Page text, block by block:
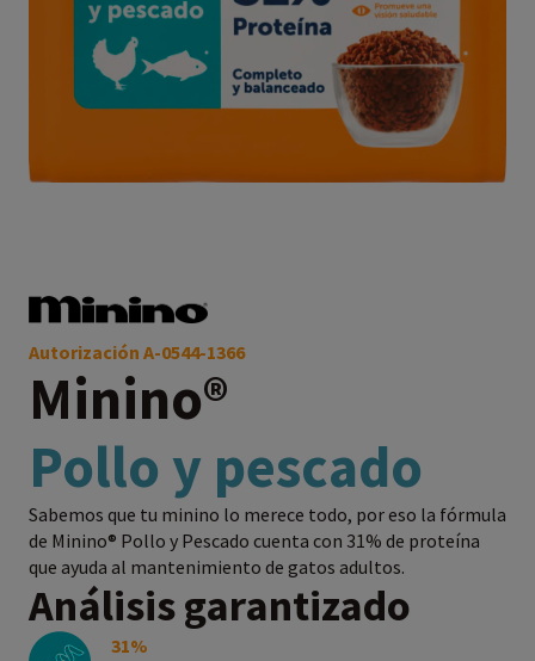
Autorización A-0544-1366
Minino®
Pollo y pescado
Sabemos que tu minino lo merece todo, por eso la fórmula
de Minino® Pollo y Pescado cuenta con 31% de proteína
que ayuda al mantenimiento de gatos adultos.
Análisis garantizado
31%